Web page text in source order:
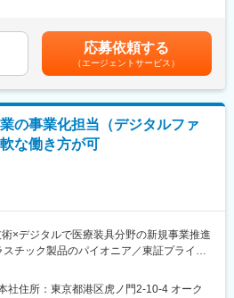
ワポ、エクセル、ワード等）
クトなコミュニケーションによる幅広い
）
る業務
ケティング等も活用し、数値分析したり
てて裁量をもって進めて頂けます。
ります。今後の需要拡大も見込まれてお
と携わりなが
を成長させていくことが出来る環境で
長（マネージャ兼任）1名(男性)、メンバ
にチャレンジ出来る環境で、裁量権持っ
来的には部長から兼任のマネージャ職を移
額となります。※詳細は経験・能力・前職
定します（応相談）■賞与：月給3ヶ月分
あくまでも目安の金額であり、選考を通
ります。月給(月額)は固定手当を含めた表
応募依頼する
（エージェントサービス）
の事業化担当（デジタルファ
な働き方が可
術×デジタルで医療装具分野の新規事業推進
チック製品のパイオニア／東証プライム
社住所：東京都港区虎ノ門2-10-4 オーク